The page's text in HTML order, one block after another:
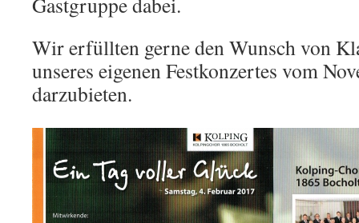
Wir erfüllten gerne den Wunsch von
unseres eigenen Festkonzertes vom
darzubieten.